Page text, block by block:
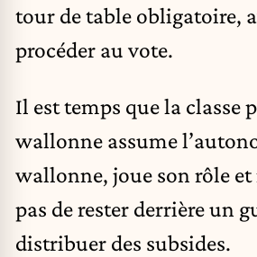
tour de table obligatoire,
procéder au vote.
Il est temps que la classe
wallonne assume
wallonne, joue son rôle et
pas de rester derrière un
distribuer des subsides.